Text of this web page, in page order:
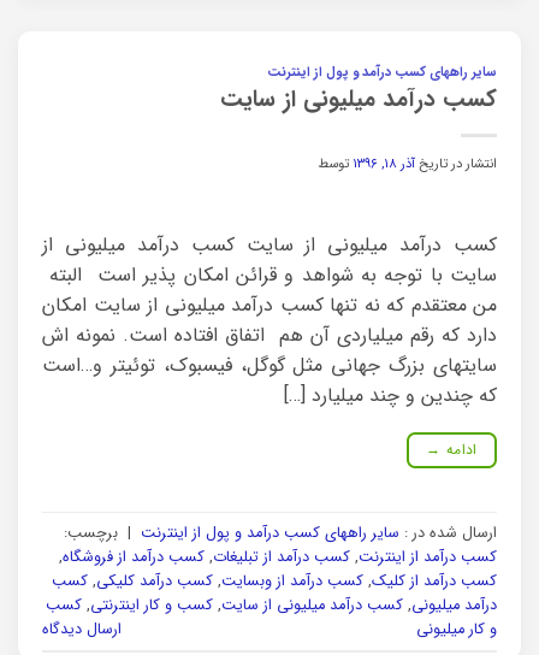
سایر راههای کسب درآمد و پول از اینترنت
کسب درآمد میلیونی از سایت
انتشار در تاریخآذر ۱۸, ۱۳۹۶ توسط
کسب درآمد میلیونی از سایت کسب درآمد میلیونی از
سایت با توجه به شواهد و قرائن امکان پذیر است البته
من معتقدم که نه تنها کسب درآمد میلیونی از سایت امکان
دارد که رقم میلیاردی آن هم اتفاق افتاده است. نمونه اش
سایتهای بزرگ جهانی مثل گوگل، فیسبوک، توئیتر و…است
که چندین و چند میلیارد […]
ادامه →
ارسال شده در : سایر راههای کسب درآمد و پول از اینترنت | برچسب:
کسب درآمد از اینترنت, کسب درآمد از تبلیغات, کسب درآمد از فروشگاه,
کسب درآمد از کلیک, کسب درآمد از وبسایت, کسب درآمد کلیکی, کسب
درآمد میلیونی, کسب درآمد میلیونی از سایت, کسب و کار اینترنتی, کسب
و کار میلیونی
ارسال دیدگاه